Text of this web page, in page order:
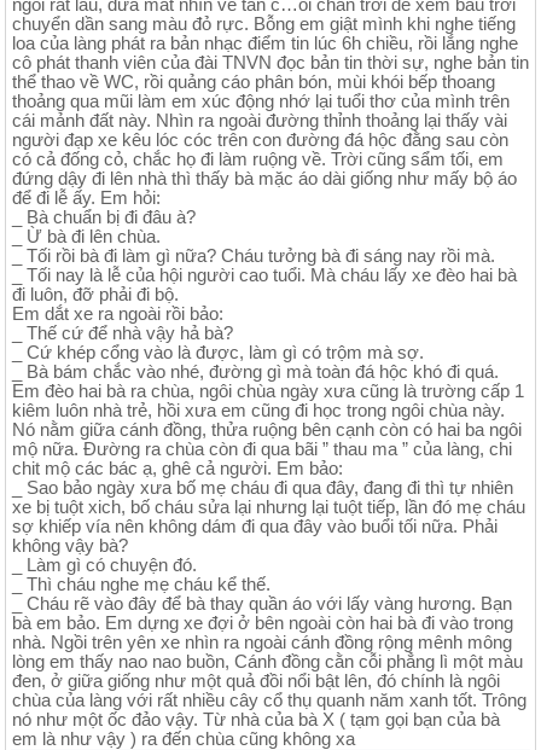
ngồi rất lâu, đưa mắt nhìn về tân c…ối chân trời để xem bầu trời
chuyển dần sang màu đỏ rực. Bỗng em giật mình khi nghe tiếng
loa của làng phát ra bản nhạc điểm tin lúc 6h chiều, rồi lắng nghe
cô phát thanh viên của đài TNVN đọc bản tin thời sự, nghe bản tin
thể thao về WC, rồi quảng cáo phân bón, mùi khói bếp thoang
thoảng qua mũi làm em xúc động nhớ lại tuổi thơ của mình trên
cái mảnh đất này. Nhìn ra ngoài đường thỉnh thoảng lại thấy vài
người đạp xe kêu lóc cóc trên con đường đá hộc đằng sau còn
có cả đống cỏ, chắc họ đi làm ruộng về. Trời cũng sẩm tối, em
đứng dậy đi lên nhà thì thấy bà mặc áo dài giống như mấy bộ áo
để đi lễ ấy. Em hỏi:
_ Bà chuẩn bị đi đâu à?
_ Ừ bà đi lên chùa.
_ Tối rồi bà đi làm gì nữa? Cháu tưởng bà đi sáng nay rồi mà.
_ Tối nay là lễ của hội người cao tuổi. Mà cháu lấy xe đèo hai bà
đi luôn, đỡ phải đi bộ.
Em dắt xe ra ngoài rồi bảo:
_ Thế cứ để nhà vậy hả bà?
_ Cứ khép cổng vào là được, làm gì có trộm mà sợ.
_ Bà bám chắc vào nhé, đường gì mà toàn đá hộc khó đi quá.
Em đèo hai bà ra chùa, ngôi chùa ngày xưa cũng là trường cấp 1
kiêm luôn nhà trẻ, hồi xưa em cũng đi học trong ngôi chùa này.
Nó nằm giữa cánh đồng, thửa ruộng bên cạnh còn có hai ba ngôi
mộ nữa. Đường ra chùa còn đi qua bãi ” thau ma ” của làng, chi
chit mộ các bác ạ, ghê cả người. Em bảo:
_ Sao bảo ngày xưa bố mẹ cháu đi qua đây, đang đi thì tự nhiên
xe bị tuột xich, bố cháu sửa lại nhưng lại tuột tiếp, lần đó mẹ cháu
sợ khiếp vía nên không dám đi qua đây vào buổi tối nữa. Phải
không vậy bà?
_ Làm gì có chuyện đó.
_ Thì cháu nghe mẹ cháu kể thế.
_ Cháu rẽ vào đây để bà thay quần áo với lấy vàng hương. Bạn
bà em bảo. Em dựng xe đợi ở bên ngoài còn hai bà đi vào trong
nhà. Ngồi trên yên xe nhìn ra ngoài cánh đồng rộng mênh mông
lòng em thấy nao nao buồn, Cánh đồng cằn cỗi phẳng lì một màu
đen, ở giữa giống như một quả đồi nổi bật lên, đó chính là ngôi
chùa của làng với rất nhiều cây cổ thụ quanh năm xanh tốt. Trông
nó như một ốc đảo vậy. Từ nhà của bà X ( tạm gọi bạn của bà
em là như vậy ) ra đến chùa cũng không xa